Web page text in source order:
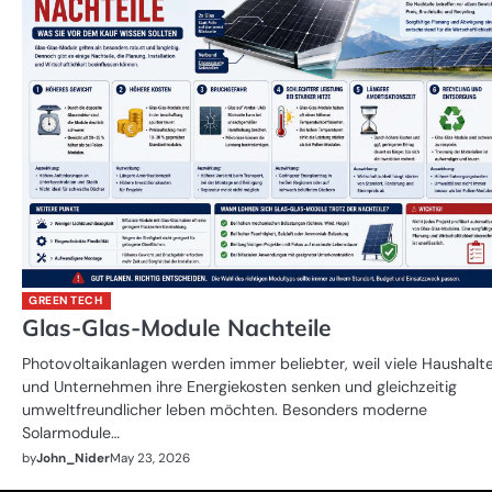
GREEN TECH
Glas-Glas-Module Nachteile
Photovoltaikanlagen werden immer beliebter, weil viele
und Unternehmen ihre Energiekosten senken und gleichzeitig
umweltfreundlicher leben möchten. Besonders moderne
Solarmodule…
byJohn_NiderMay 23, 2026